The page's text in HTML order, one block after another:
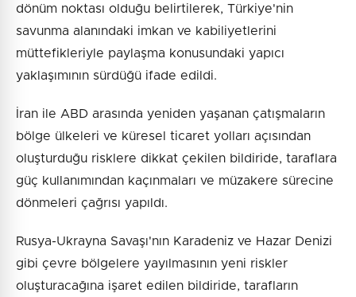
dönüm noktası olduğu belirtilerek, Türkiye'nin
savunma alanındaki imkan ve kabiliyetlerini
müttefikleriyle paylaşma konusundaki yapıcı
yaklaşımının sürdüğü ifade edildi.
İran ile ABD arasında yeniden yaşanan çatışmaların
bölge ülkeleri ve küresel ticaret yolları açısından
oluşturduğu risklere dikkat çekilen bildiride, taraflara
güç kullanımından kaçınmaları ve müzakere sürecine
dönmeleri çağrısı yapıldı.
Rusya-Ukrayna Savaşı'nın Karadeniz ve Hazar Denizi
gibi çevre bölgelere yayılmasının yeni riskler
oluşturacağına işaret edilen bildiride, tarafların